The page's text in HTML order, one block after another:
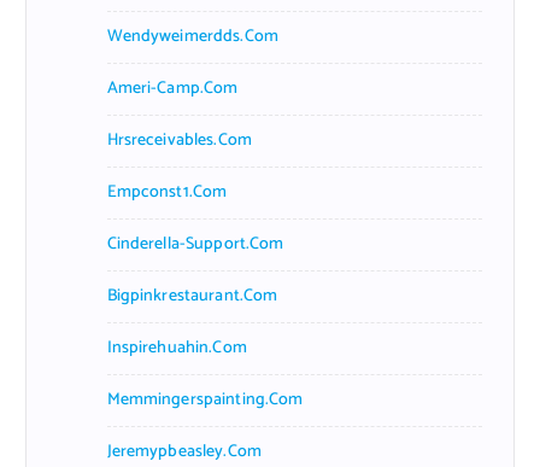
Wendyweimerdds.com
Ameri-Camp.com
Hrsreceivables.com
Empconst1.com
Cinderella-Support.com
Bigpinkrestaurant.com
Inspirehuahin.com
Memmingerspainting.com
Jeremypbeasley.com